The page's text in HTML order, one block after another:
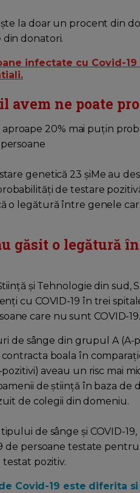
la doar un procent din
donatori.
infectate cu Covid-
avem ne poate
20% mai puțin
genetică 23 șiMe au
de testare
o legătură între genele
găsit o legătură
și Tehnologie din sud,
cu COVID-19 în trei
care nu sunt COVID-
de sânge din grupul A (A-
boala în
aveau un risc mai
de știință în baza
de colegii din domeniu.
de sânge și COVID-
de persoane testate
testat pozitiv.
Covid-19 este diferita